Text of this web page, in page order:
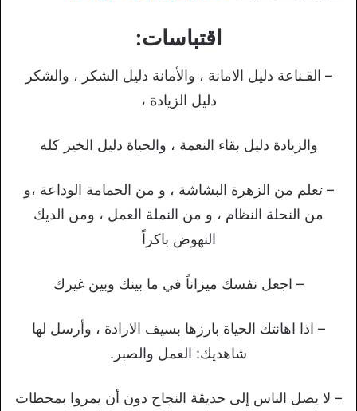
اقتباسات:
– القـناعة دليل الامانة ، والأمانة دليل الشكر ، والشكر
دليل الزيادة ،
والزيادة دليل بقاء النعمة ، والحياة دليل الخير كله
– تعلم من الزهرة البشاشة ، و من الحمامة الوداعة ،و
من النحلة النظام ، و من النملة العمل ، ومن الديك
النهوض باكراً
– اجعل نفسك ميزاناً في ما بينك وبين غيرك
– اذا اهانتك الحياة بارزها بسيف الارادة ، وأرسل لها
شاهديك: العمل والصبر.
– لا يصل الناس إلى حديقة النجاح دون أن يمروا بمحطات